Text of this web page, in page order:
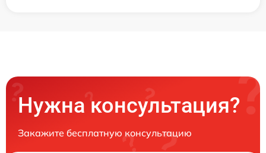
Нужна консультация?
Закажите бесплатную консультацию